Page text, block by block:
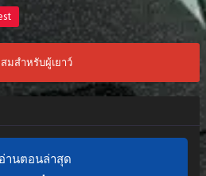
มสำหรับผู้เยาว์
อ่านตอนล่าสุด